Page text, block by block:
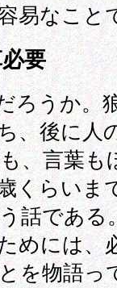
易なこと
要
うか。
、後に人
、言葉も
くらいま
話である
めには、
を物語っ